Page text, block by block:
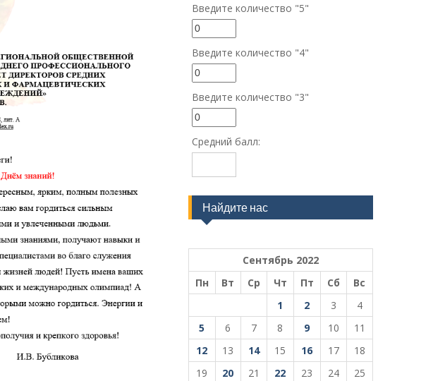
Введите количество "5"
Введите количество "4"
Введите количество "3"
Средний балл:
Найдите нас
Сентябрь 2022
Пн
Вт Ср Чт Пт Сб
Вс
1
2 3
4
5
6 7 8 9 10
11
12
13 14 15 16 17
18
19
20 21 22 23 24
25